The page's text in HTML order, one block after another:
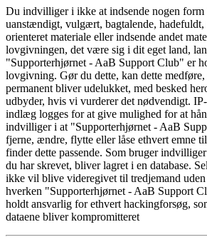
Du indvilliger i ikke at indsende nogen
uanstændigt, vulgært, bagtalende, hadefuldt,
orienteret materiale eller indsende andet
lovgivningen, det være sig i dit eget land,
"Supporterhjørnet - AaB Support Club" er
lovgivning. Gør du dette, kan dette
permanent bliver udelukket, med besked
udbyder, hvis vi vurderer det nødvendigt.
indlæg logges for at give mulighed for at
indvilliger i at "Supporterhjørnet - AaB
fjerne, ændre, flytte eller låse ethvert emne
finder dette passende. Som bruger
du har skrevet, bliver lagret i en database.
ikke vil blive videregivet til tredjemand
hverken "Supporterhjørnet - AaB Support
holdt ansvarlig for ethvert hackingforsøg,
dataene bliver kompromitteret